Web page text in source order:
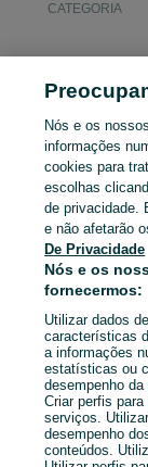
CATEGORIA
Entra na tua
anunciante
Entrar ou criar
Nós e os
informações
cookies para
escolhas
de privacidade.
e não afetarão
De Privacidade
Nós e os
fornecermos:
Utilizar dados
características
a informações
estatísticas ou
desempenho
Criar perfis
serviços.
desempenho
conteúdos.